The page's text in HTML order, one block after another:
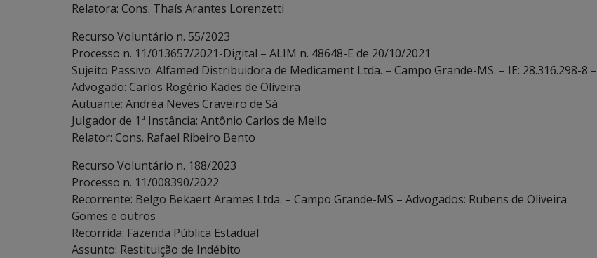
Relatora: Cons. Thaís Arantes Lorenzetti
Recurso Voluntário n. 55/2023
Processo n. 11/013657/2021-Digital – ALIM n. 48648-E de 20/10/2021
Sujeito Passivo: Alfamed Distribuidora de Medicament Ltda. – Campo Grande-MS. – IE: 28.316.298-8 –
Advogado: Carlos Rogério Kades de Oliveira
Autuante: Andréa Neves Craveiro de Sá
Julgador de 1ª Instância: Antônio Carlos de Mello
Relator: Cons. Rafael Ribeiro Bento
Recurso Voluntário n. 188/2023
Processo n. 11/008390/2022
Recorrente: Belgo Bekaert Arames Ltda. – Campo Grande-MS – Advogados: Rubens de Oliveira
Gomes e outros
Recorrida: Fazenda Pública Estadual
Assunto: Restituição de Indébito